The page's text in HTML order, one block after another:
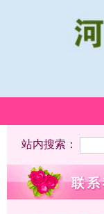
站内搜索：